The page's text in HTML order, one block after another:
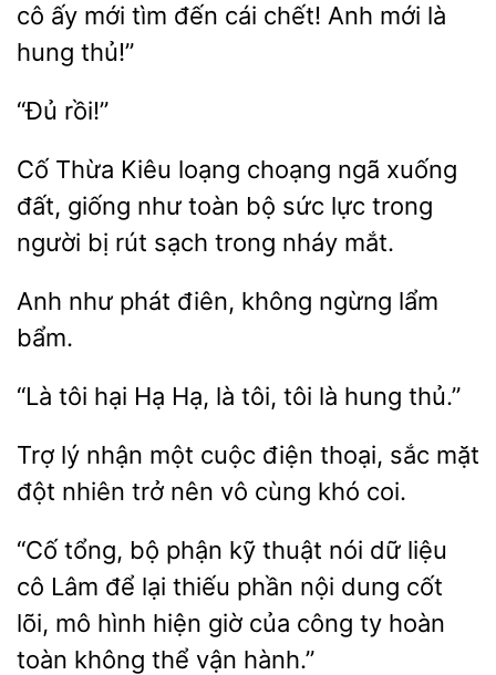
cô ấy
đến cái chết! Anh mới là
hung thủ!”
Cố Thừa Kiêu loạng
ngã xuống
đất, giống như toàn bộ sức
trong
người bị rút sạch trong
mắt.
Anh như
ngừng lẩm
bẩm.
“Là hại Hạ, là tôi là hung thủ.”
lý nhận một cuộc điện thoại,
mặt
nhiên trở nên vô cùng khó coi.
“Cố tổng, bộ phận kỹ
nói dữ liệu
Lâm để lại thiếu
nội dung cốt
lõi, mô hình hiện giờ của công ty hoàn
toàn không thể vận hành.”